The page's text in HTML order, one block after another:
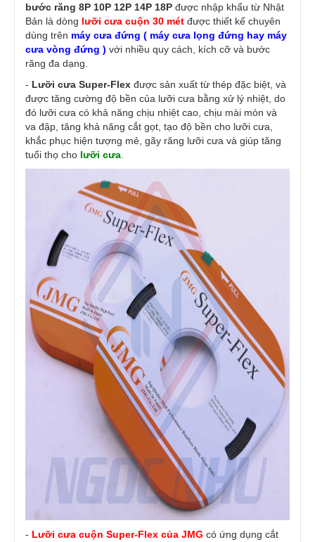
bước răng 8P 10P 12P 14P 18P được nhập khẩu từ Nhật
Bản là dòng lưỡi cưa cuộn 30 mét được thiết kế chuyên
dùng trên máy cưa đứng ( máy cưa lọng đứng hay máy
cưa vòng đứng ) với nhiều quy cách, kích cỡ và bước
răng đa dạng.
- Lưỡi cưa Super-Flex được sản xuất từ thép đặc biệt, và
được tăng cường độ bền của lưỡi cưa bằng xử lý nhiệt, do
đó lưỡi cưa có khả năng chịu nhiệt cao, chịu mài mòn và
va đập, tăng khả năng cắt gọt, tạo độ bền cho lưỡi cưa,
khắc phục hiện tượng mẻ, gãy răng lưỡi cưa và giúp tăng
tuổi thọ cho lưỡi cưa
- Lưỡi cưa cuộn Super-Flex của JMG có ứng dụng cắt